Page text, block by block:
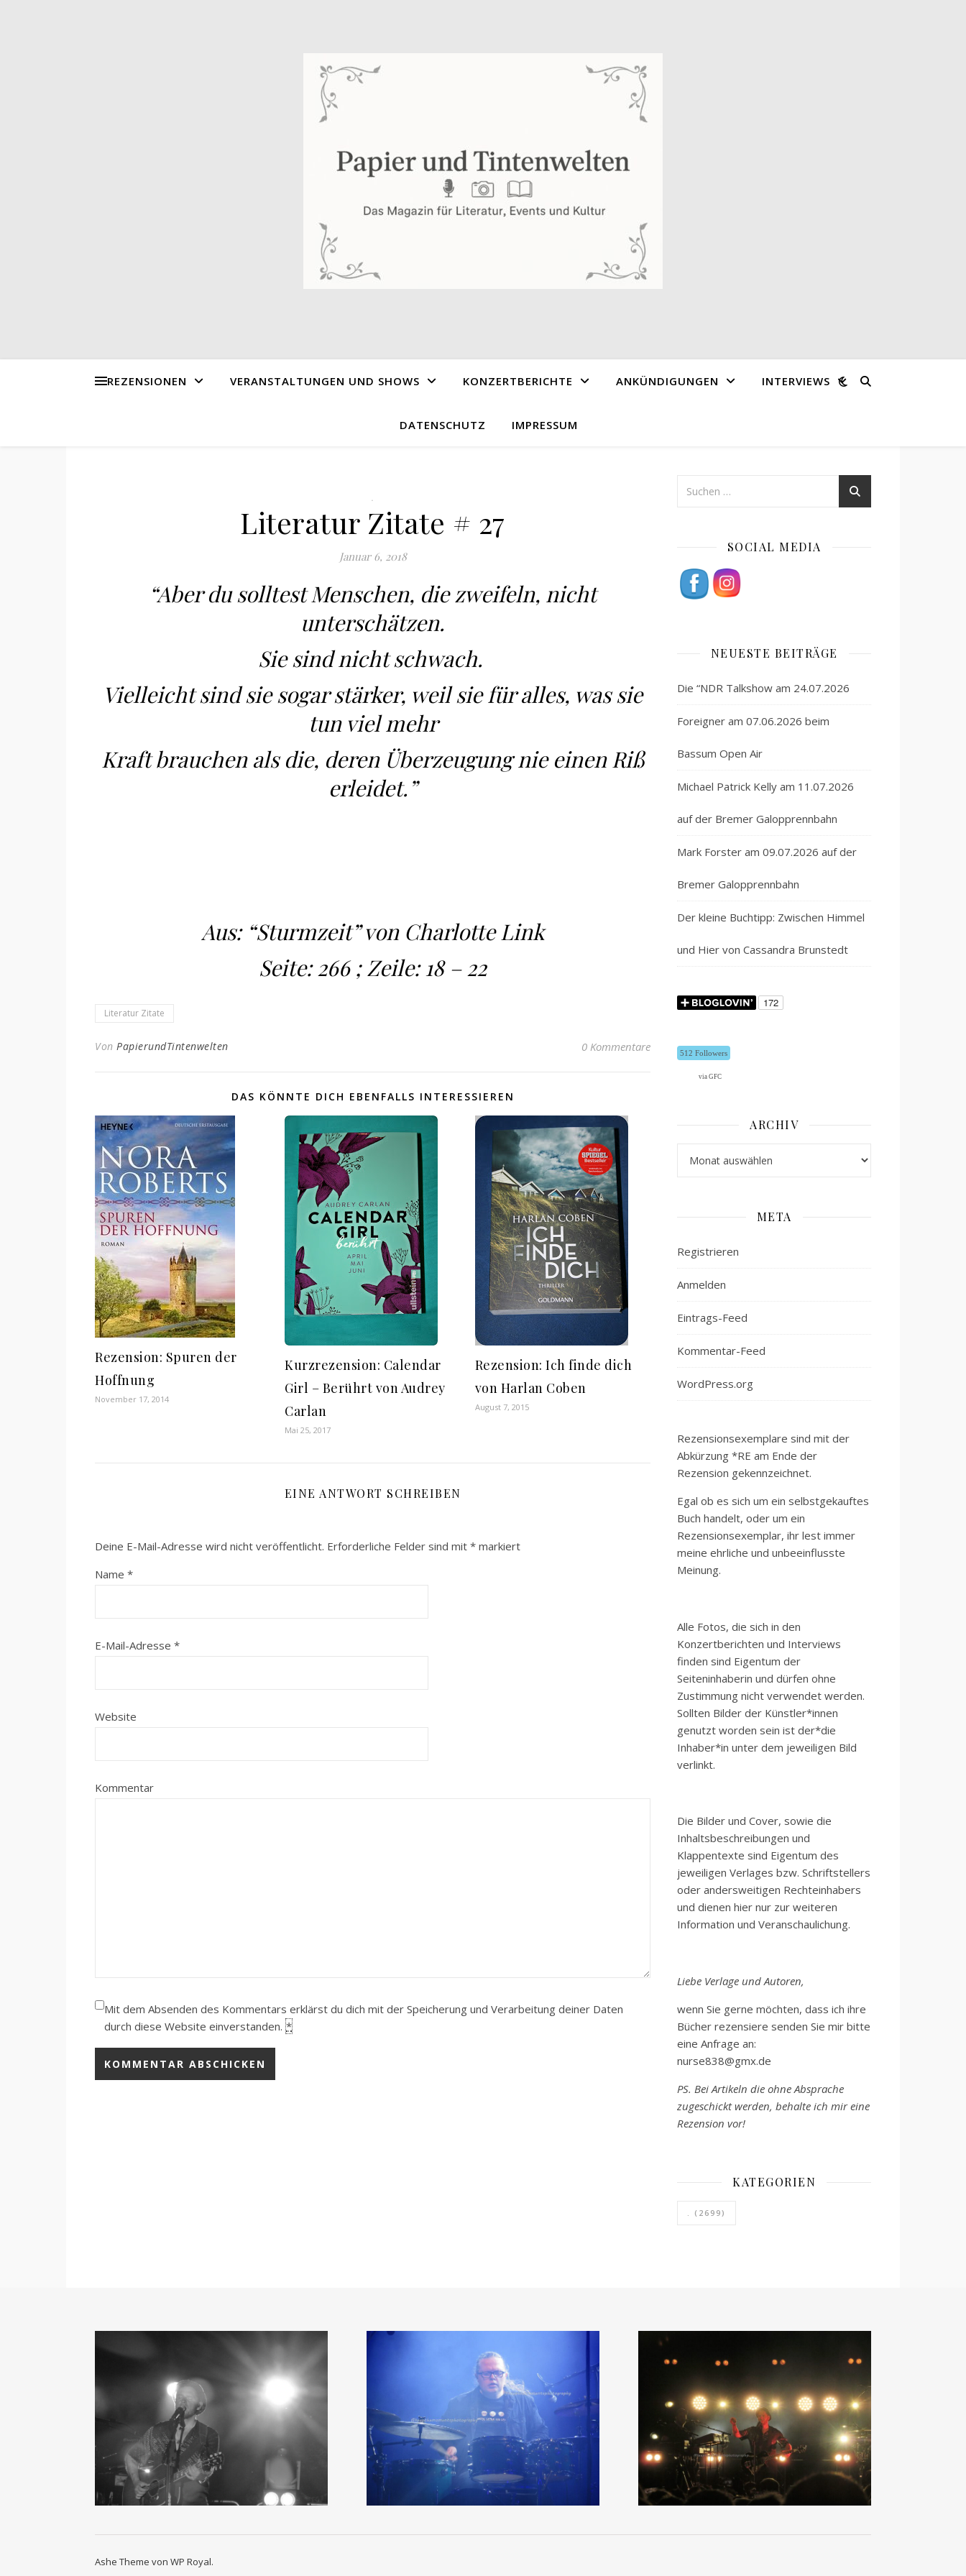
REZENSIONEN VERANSTALTUNGEN UND SHOWS KONZERTBERICHTE ANKÜNDIGUNGEN INTERVIEWS
DATENSCHUTZ IMPRESSUM
.
Literatur Zitate # 27
Januar 6, 2018
“Aber du solltest Menschen, die zweifeln, nicht
unterschätzen.
Sie sind nicht schwach.
Vielleicht sind sie sogar stärker, weil sie für alles, was sie
tun viel mehr
Kraft brauchen als die, deren Überzeugung nie einen Riß
erleidet.”
Aus: “Sturmzeit” von Charlotte Link
Seite: 266 ; Zeile: 18 – 22
Literatur Zitate
Von PapierundTintenwelten 0 Kommentare
DAS KÖNNTE DICH EBENFALLS INTERESSIEREN
Rezension: Spuren der
Hoffnung
November 17, 2014
Kurzrezension: Calendar
Girl – Berührt von Audrey
Carlan
Mai 25, 2017
Rezension: Ich finde dich
von Harlan Coben
August 7, 2015
EINE ANTWORT SCHREIBEN
Deine E-Mail-Adresse wird nicht veröffentlicht. Erforderliche Felder sind mit * markiert
Name *
E-Mail-Adresse *
Website
Kommentar
Mit dem Absenden des Kommentars erklärst du dich mit der Speicherung und Verarbeitung deiner Daten
durch diese Website einverstanden. *
SOCIAL MEDIA
NEUESTE BEITRÄGE
Die “NDR Talkshow am 24.07.2026
Foreigner am 07.06.2026 beim
Bassum Open Air
Michael Patrick Kelly am 11.07.2026
auf der Bremer Galopprennbahn
Mark Forster am 09.07.2026 auf der
Bremer Galopprennbahn
Der kleine Buchtipp: Zwischen Himmel
und Hier von Cassandra Brunstedt
512 Followers
via GFC
ARCHIV
META
Registrieren
Anmelden
Eintrags-Feed
Kommentar-Feed
WordPress.org
Rezensionsexemplare sind mit der
Abkürzung *RE am Ende der
Rezension gekennzeichnet.
Egal ob es sich um ein selbstgekauftes
Buch handelt, oder um ein
Rezensionsexemplar, ihr lest immer
meine ehrliche und unbeeinflusste
Meinung.
Alle Fotos, die sich in den
Konzertberichten und Interviews
finden sind Eigentum der
Seiteninhaberin und dürfen ohne
Zustimmung nicht verwendet werden.
Sollten Bilder der Künstler*innen
genutzt worden sein ist der*die
Inhaber*in unter dem jeweiligen Bild
verlinkt.
Die Bilder und Cover, sowie die
Inhaltsbeschreibungen und
Klappentexte sind Eigentum des
jeweiligen Verlages bzw. Schriftstellers
oder andersweitigen Rechteinhabers
und dienen hier nur zur weiteren
Information und Veranschaulichung.
Liebe Verlage und Autoren,
wenn Sie gerne möchten, dass ich ihre
Bücher rezensiere senden Sie mir bitte
eine Anfrage an:
nurse838@gmx.de
PS. Bei Artikeln die ohne Absprache
zugeschickt werden, behalte ich mir eine
Rezension vor!
KATEGORIEN
. (2699)
Ashe Theme von WP Royal.